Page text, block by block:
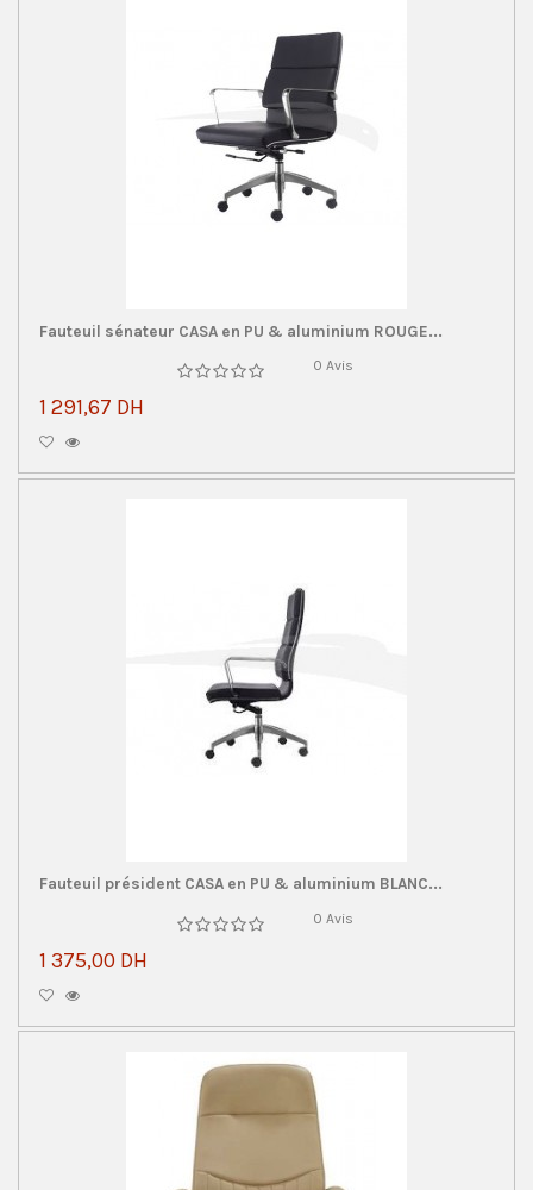
Fauteuil sénateur CASA en PU & aluminium ROUGE...
0 Avis
1 291,67 DH
Fauteuil président CASA en PU & aluminium BLANC...
0 Avis
1 375,00 DH